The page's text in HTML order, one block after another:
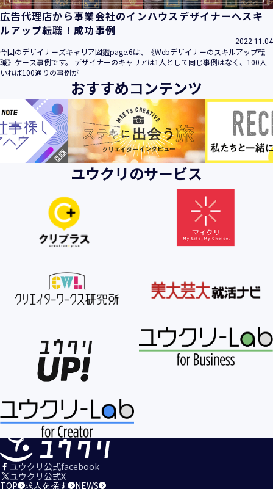
当社は、以下の方法により、個人情報を取得させていただき
ます。
当社サービスにおいて、自ら入力された個人情報を、当社は
取得・収集させていただきます。
・電子メール、郵便、書面、電話等の手段により取得・収集
させていただく方法
当社に対し、電子メール、郵便、書面、電話等の手段によっ
て、ご提供いただいた個人情報を、当社は取得・収集させて
いただきます。
・当社等へアクセスされた際に情報を収集させていただく方
す。これらの情報には、利用されるURL、ブラウザや携帯電
話の種類、IPアドレスなどの情報を含みます。
【個人情報の利用目的の公表】
当社は、個人情報を次の利用目的の範囲内で利用すること
第１項及びJISQ15001:2017の附属書A.3.4.2.4に基づき公表し
＜個人情報の利用目的＞
１．当社のサービスを提供するため
２．当社のサービスを安心・安全にご利用いただける環境整
備のため
３．当社のサービスの運営・管理のため
４．当社のサービスに関するご案内、お問い合せ等への対応
５．当社、その他当社のサービスについての調査・データ集
積、改善、研究開発のため
６．当社がおすすめする商品・サービスなどのご案内を送
信・送付するため
７．当社とお客様の間での必要な連絡を行うため
８．当社のサービスに関する当社の規約、ポリシー等（以下
「規約等」といいます。）に違反する行為に対する対応のた
広告代理店から事業会社のインハウスデザイナーへスキ
ルアップ転職！成功事例
2022.11.04
今回のデザイナーズキャリア図鑑page.6は、《Webデザイナーのスキルアップ転
職》ケース事例です。 デザイナーのキャリアは1人として同じ事例はなく、100人
いれば100通りの事例が
おすすめコンテンツ
ユウクリのサービス
ユウクリ公式facebook
ユウクリ公式X
TOP 求人を探す NEWS